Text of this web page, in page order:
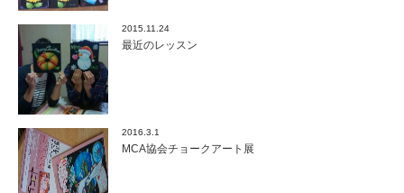
2015.11.24
最近のレッスン
2016.3.1
MCA協会チョークアート展